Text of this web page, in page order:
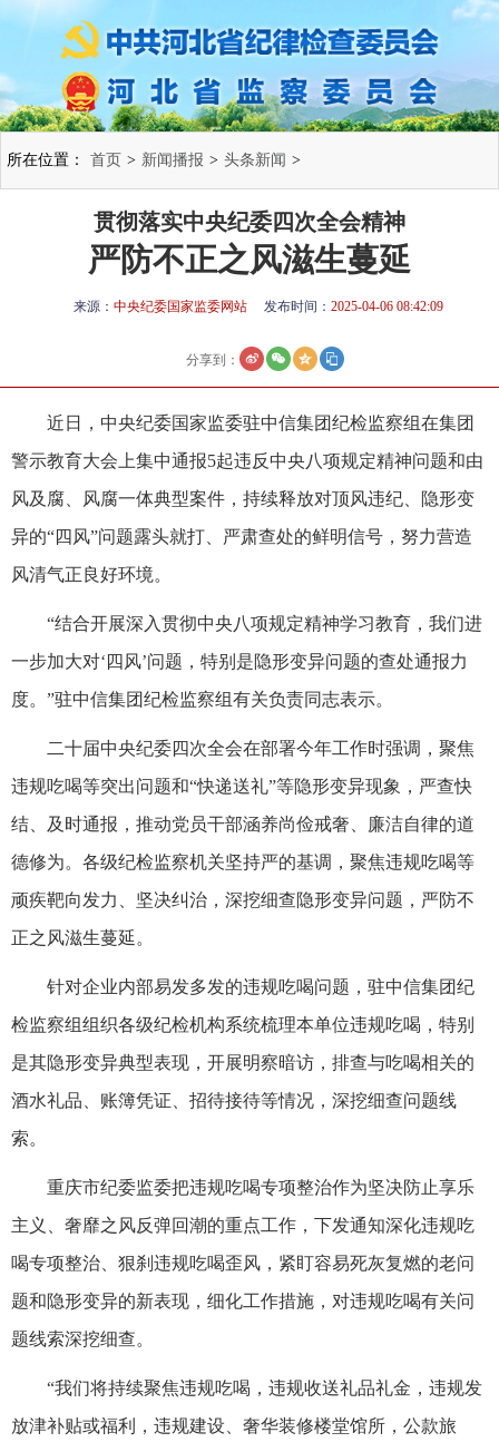
所在位置： 首页 > 新闻播报 > 头条新闻 >
贯彻落实中央纪委四次全会精神
严防不正之风滋生蔓延
来源： 中央纪委国家监委网站 发布时间： 2025-04-06 08:42:09
分享到：
近日，中央纪委国家监委驻中信集团纪检监察组在集团
警示教育大会上集中通报5起违反中央八项规定精神问题和由
风及腐、风腐一体典型案件，持续释放对顶风违纪、隐形变
异的“四风”问题露头就打、严肃查处的鲜明信号，努力营造
风清气正良好环境。
“结合开展深入贯彻中央八项规定精神学习教育，我们进
一步加大对‘四风’问题，特别是隐形变异问题的查处通报力
度。”驻中信集团纪检监察组有关负责同志表示。
二十届中央纪委四次全会在部署今年工作时强调，聚焦
违规吃喝等突出问题和“快递送礼”等隐形变异现象，严查快
结、及时通报，推动党员干部涵养尚俭戒奢、廉洁自律的道
德修为。各级纪检监察机关坚持严的基调，聚焦违规吃喝等
顽疾靶向发力、坚决纠治，深挖细查隐形变异问题，严防不
正之风滋生蔓延。
针对企业内部易发多发的违规吃喝问题，驻中信集团纪
检监察组组织各级纪检机构系统梳理本单位违规吃喝，特别
是其隐形变异典型表现，开展明察暗访，排查与吃喝相关的
酒水礼品、账簿凭证、招待接待等情况，深挖细查问题线
索。
重庆市纪委监委把违规吃喝专项整治作为坚决防止享乐
主义、奢靡之风反弹回潮的重点工作，下发通知深化违规吃
喝专项整治、狠刹违规吃喝歪风，紧盯容易死灰复燃的老问
题和隐形变异的新表现，细化工作措施，对违规吃喝有关问
题线索深挖细查。
“我们将持续聚焦违规吃喝，违规收送礼品礼金，违规发
放津补贴或福利，违规建设、奢华装修楼堂馆所，公款旅